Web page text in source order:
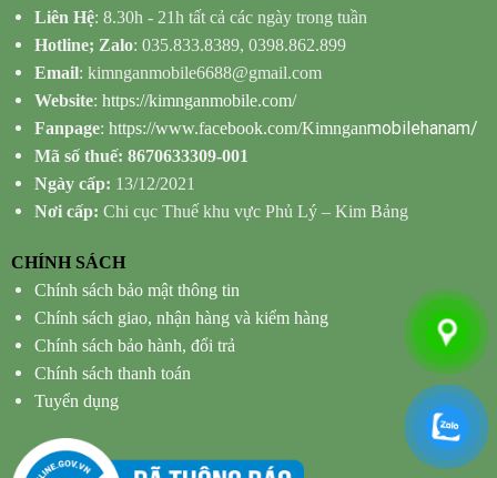
Liên Hệ: 8.30h - 21h tất cả các ngày trong tuần
Hotline; Zalo: 035.833.8389, 0398.862.899
Email: kimnganmobile6688@gmail.com
Website: https://kimnganmobile.com/
Fanpage: https://www.facebook.com/Kimnganmobilehanam/
Mã số thuế: 8670633309-001
Ngày cấp: 13/12/2021
Nơi cấp: Chi cục Thuế khu vực Phủ Lý – Kim Bảng
CHÍNH SÁCH
Chính sách bảo mật thông tin
Chính sách giao, nhận hàng và kiểm hàng
Chính sách bảo hành, đổi trả
Chính sách thanh toán
Tuyển dụng